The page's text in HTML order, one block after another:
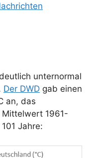
unternormal
Der DWD gab einen
an, das
Mittelwert 1961-
Jahre: